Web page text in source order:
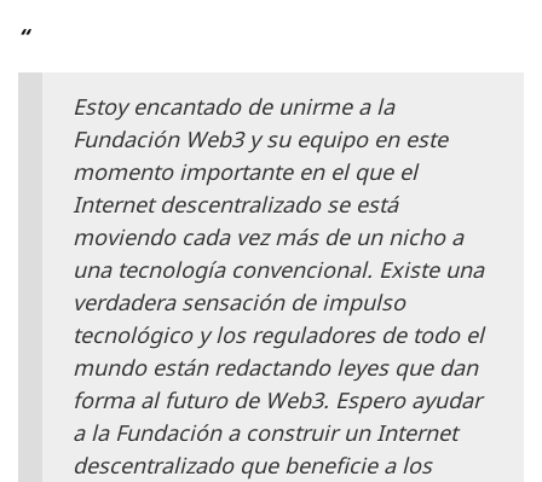
“
Estoy encantado de unirme a la
Fundación Web3 y su equipo en este
momento importante en el que el
Internet descentralizado se está
moviendo cada vez más de un nicho a
una tecnología convencional. Existe una
verdadera sensación de impulso
tecnológico y los reguladores de todo el
mundo están redactando leyes que dan
forma al futuro de Web3. Espero ayudar
a la Fundación a construir un Internet
descentralizado que beneficie a los